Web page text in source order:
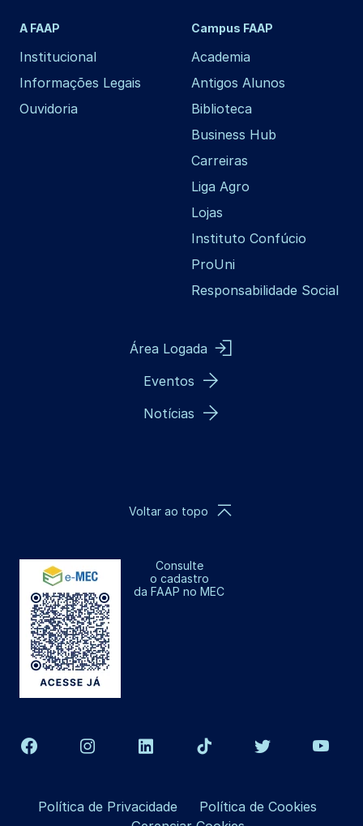
A FAAP
Institucional
Informações Legais
Ouvidoria
Campus FAAP
Academia
Antigos Alunos
Biblioteca
Business Hub
Carreiras
Liga Agro
Lojas
Instituto Confúcio
ProUni
Responsabilidade Social
Área Logada
Eventos
Notícias
Consulte
o cadastro
da FAAP no MEC
Voltar ao topo
Política de Privacidade
Política de Cookies